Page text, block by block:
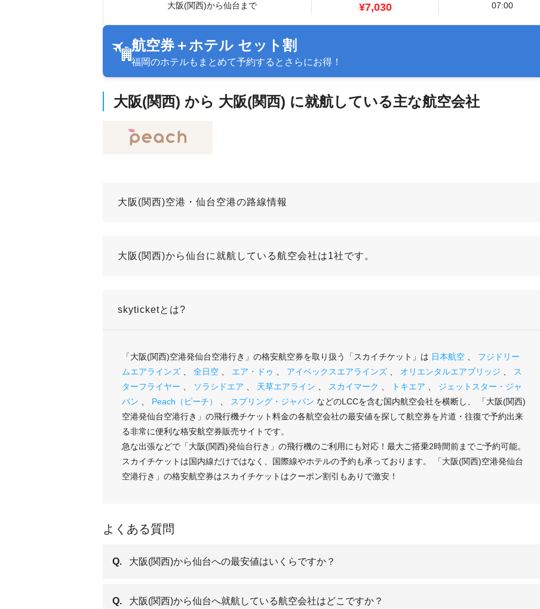
大阪(関西)から仙台まで ¥7,030 07:00
航空券＋ホテル セット割
福岡のホテルもまとめて予約するとさらにお得！
大阪(関西) から 大阪(関西) に就航している主な航空会社
大阪(関西)空港・仙台空港の路線情報
大阪(関西)から仙台に就航している航空会社は1社です。
skyticketとは?
「大阪(関西)空港発仙台空港行き」の格安航空券を取り扱う「スカイチケット」は 日本航空
フジドリー
ムエアラインズ
全日空 エア・ドゥ アイベックスエアラインズ オリエンタルエアブリッジ
ス
ターフライヤー
ソラシドエア 天草エアライン スカイマーク トキエア
ジェットスター・ジャ
パン
Peach（ピーチ） スプリング・ジャパン などのLCCを含む国内航空会社を横断し、 「大阪(関西)
空港発仙台空港行き」の飛行機チケット料金の各航空会社の最安値を探して航空券を片道・往復で予約出来
る非常に便利な格安航空券販売サイトです。
急な出張などで「大阪(関西)発仙台行き」の飛行機のご利用にも対応！最大ご搭乗2時間前までご予約可能。
スカイチケットは国内線だけではなく、国際線やホテルの予約も承っております。 「大阪(関西)空港発仙台
空港行き」の格安航空券はスカイチケットはクーポン割引もありで激安！
よくある質問
Q. 大阪(関西)から仙台への最安値はいくらですか？
Q. 大阪(関西)から仙台へ就航している航空会社はどこですか？